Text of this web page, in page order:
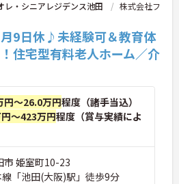
レ・シニアレジデンス池田
株式会社フ
月9日休♪未経験可＆教育体
住宅型有料老人ホーム／介
円～26.0万円程度（諸手当込）
～423万円程度（賞与実績によ
市 姫室町10-23
「池田(大阪)駅」徒歩9分